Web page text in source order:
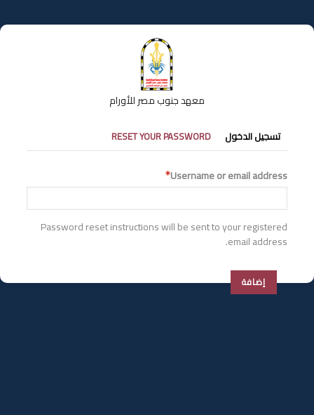
إلى
المحتوى
معهد جنوب مصر للأورام
التبويبات
الأساسية
تسجيل الدخول RESET YOUR PASSWORD
Username or email address
Password reset instructions will be sent to your registered
email address.